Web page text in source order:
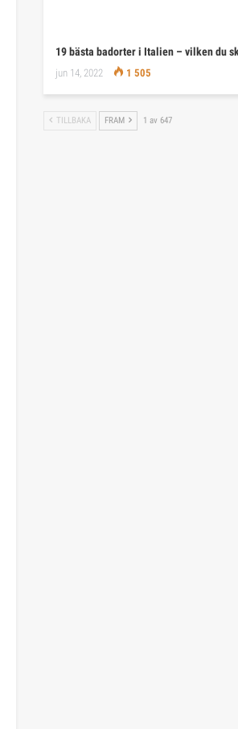
19 bästa badorter i Italien – vilken du
jun 14, 2022 1 505
TILLBAKA FRAM 1 av 647